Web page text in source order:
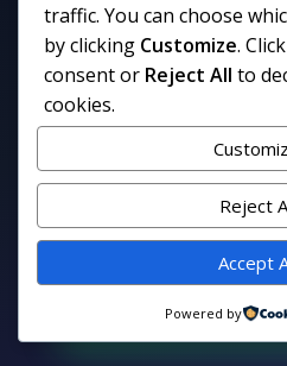
Links uteis
Siga nosso
traffic. You can choose
by clicking Customize. Click
consent or Reject All to
cookies.
Reject
Accept
Powered by